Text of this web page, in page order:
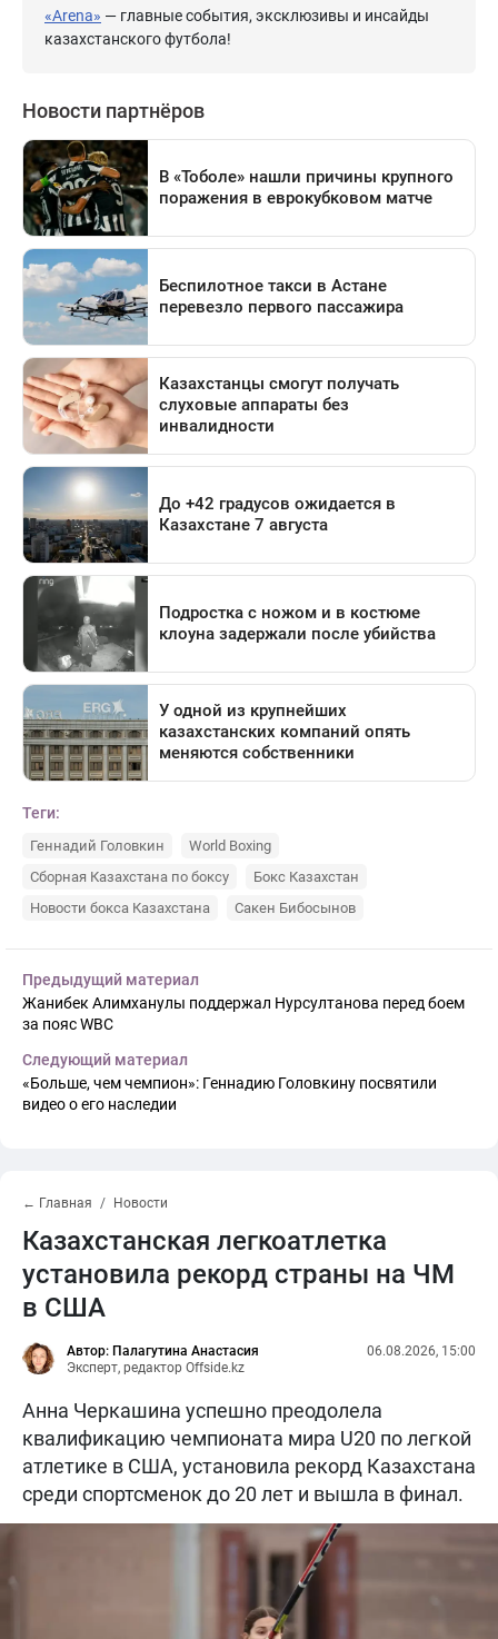
«Arena» — главные события, эксклюзивы и инсайды
казахстанского футбола!
Теги:
Геннадий Головкин
World Boxing
Сборная Казахстана по боксу
Бокс Казахстан
Новости бокса Казахстана
Сакен Бибосынов
Предыдущий материал
Жанибек Алимханулы поддержал Нурсултанова перед боем
за пояс WBC
Следующий материал
«Больше, чем чемпион»: Геннадию Головкину посвятили
видео о его наследии
← Главная Новости
Казахстанская легкоатлетка
установила рекорд страны на ЧМ
в США
Автор: Палагутина Анастасия
Эксперт, редактор Offside.kz
06.08.2026, 15:00
Анна Черкашина успешно преодолела
квалификацию чемпионата мира U20 по легкой
атлетике в США, установила рекорд Казахстана
среди спортсменок до 20 лет и вышла в финал.